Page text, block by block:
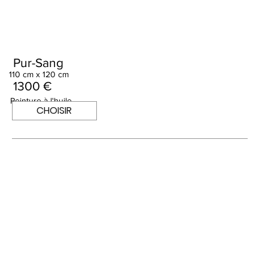
Pur-Sang
Peinture à l'huile
1300 €
110 cm x 120 cm
CHOISIR